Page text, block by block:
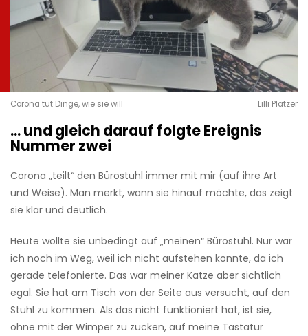
Corona tut Dinge, wie sie will Lilli Platzer
… und gleich darauf folgte Ereignis
Nummer zwei
Corona „teilt“ den Bürostuhl immer mit mir (auf ihre Art
und Weise). Man merkt, wann sie hinauf möchte, das zeigt
sie klar und deutlich.
Heute wollte sie unbedingt auf „meinen“ Bürostuhl. Nur war
ich noch im Weg, weil ich nicht aufstehen konnte, da ich
gerade telefonierte. Das war meiner Katze aber sichtlich
egal. Sie hat am Tisch von der Seite aus versucht, auf den
Stuhl zu kommen. Als das nicht funktioniert hat, ist sie,
ohne mit der Wimper zu zucken, auf meine Tastatur